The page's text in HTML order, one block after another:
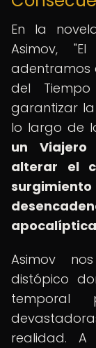
En la
Asimov,
adentramos
del
garantizar
lo largo de
un Viajero
alterar el
Asimov
distópico
temporal
realidad.